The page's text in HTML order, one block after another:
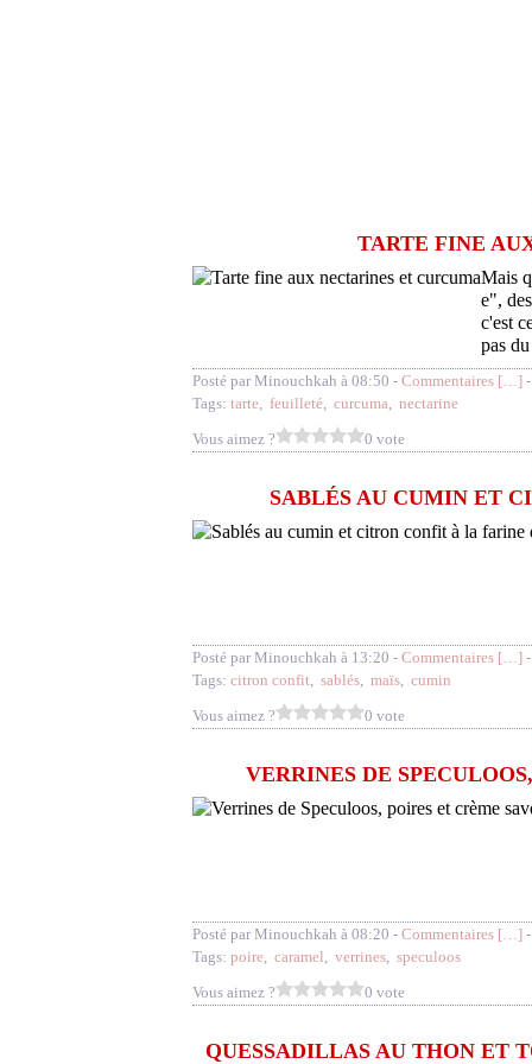
TARTE FINE
Mais
e",
c'est
pas
Posté par Minouchkah à 08:50 - Commentaires […]
Tags: tarte, feuilleté, curcuma, nectarine
Vous aimez ?
0 vote
SABLÉS AU CUMIN ET
Posté par Minouchkah à 13:20 - Commentaires […]
Tags: citron confit, sablés, maïs, cumin
Vous aimez ?
0 vote
VERRINES DE
Posté par Minouchkah à 08:20 - Commentaires […]
Tags: poire, caramel, verrines, speculoos
Vous aimez ?
0 vote
QUESSADILLAS AU THON ET